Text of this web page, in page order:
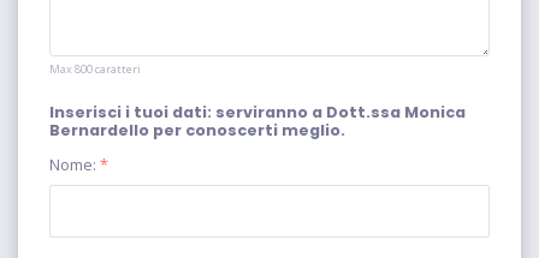
Max 800 caratteri
Inserisci i tuoi dati: serviranno a Dott.ssa Monica
Bernardello per conoscerti meglio.
Nome: *